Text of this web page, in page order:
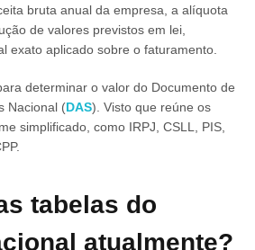
bruta anual da empresa, a alíquota
de valores previstos em lei,
exato aplicado sobre o faturamento.
determinar o valor do Documento de
Nacional (DAS). Visto que reúne os
simplificado, como IRPJ, CSLL, PIS,
tabelas do
atualmente?